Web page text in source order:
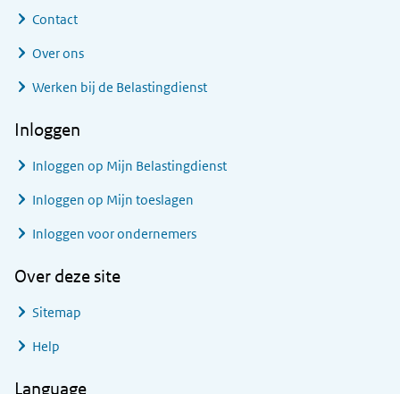
Contact
Over ons
Werken bij de Belastingdienst
Inloggen
Inloggen op Mijn Belastingdienst
Inloggen op Mijn toeslagen
Inloggen voor ondernemers
Over deze site
Sitemap
Help
Language